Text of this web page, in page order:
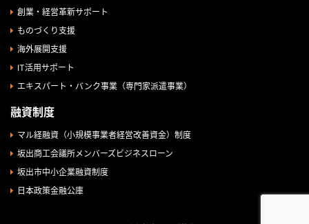
創業・経営革新サポート
ものづくり支援
海外展開支援
IT活用サポート
エキスパート・バンク事業（専門家派遣事業）
融資制度
マル経融資（小規模事業者経営改善資金）制度
坂出商工会議所メンバーズビジネスローン
坂出市中小企業融資制度
日本政策金融公庫